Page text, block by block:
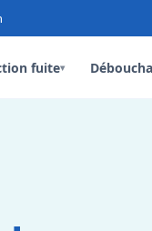
fuite▾